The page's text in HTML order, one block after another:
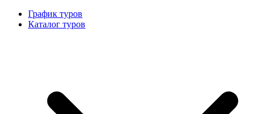
График туров
Каталог туров